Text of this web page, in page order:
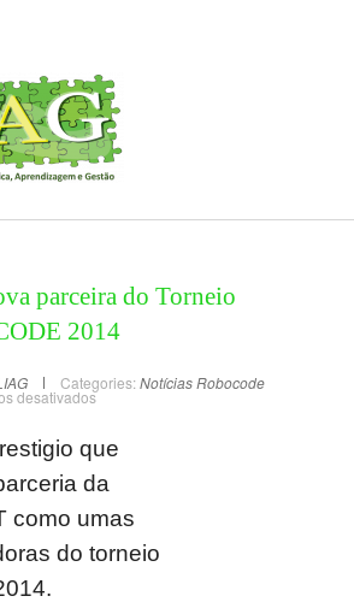
parceira do Torneio
2014
Categories: NotíciasRobocode
desativados
que
da
como umas
do torneio